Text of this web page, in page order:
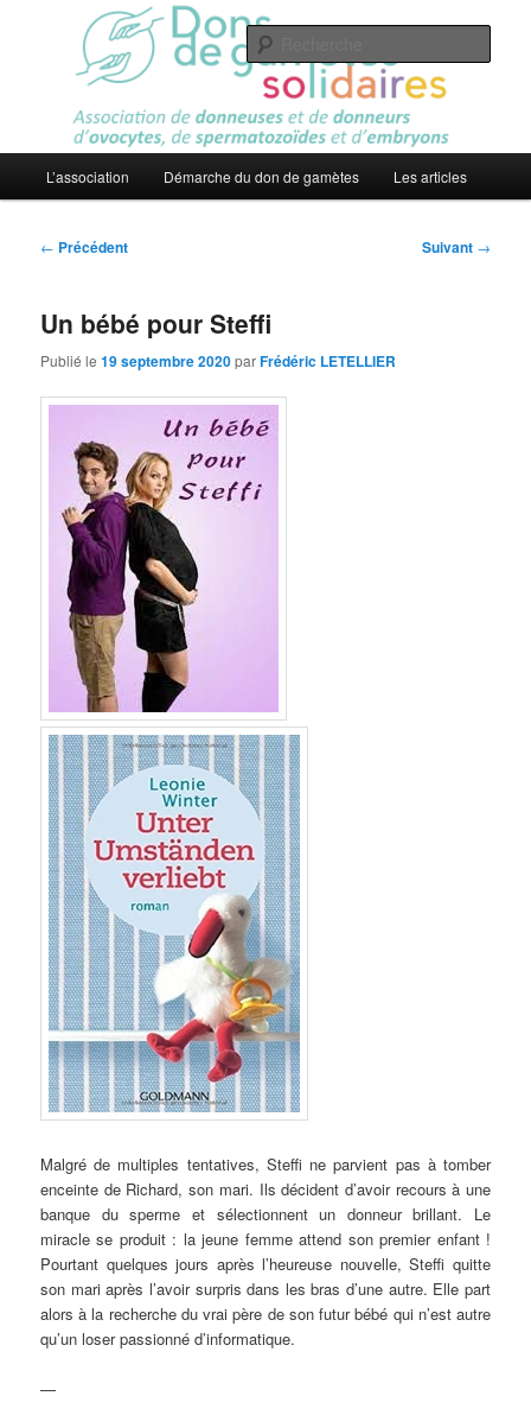
Dons de gamètes solidaires
Association
principal
L’association Démarche du don de gamètes Les articles
Navigation
← Précédent Suivant →
Un bébé pour Steffi
Publié le19 septembre 2020parFrédéric LETELLIER
Malgré de multiples tentatives, Steffi ne parvient pas à tomber
enceinte de Richard, son mari. Ils décident d’avoir recours à une
banque du sperme et sélectionnent un donneur brillant. Le
miracle se produit : la jeune femme attend son premier enfant !
Pourtant quelques jours après l’heureuse nouvelle, Steffi quitte
son mari après l’avoir surpris dans les bras d’une autre. Elle part
alors à la recherche du vrai père de son futur bébé qui n’est autre
qu’un loser passionné d’informatique.
—